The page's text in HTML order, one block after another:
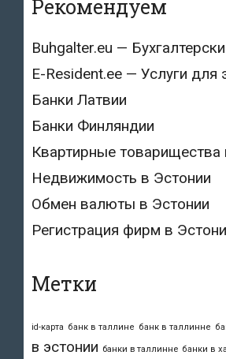
Рекомендуем
Buhgalter.eu —
E-Resident.ee — Услуги для
Банки Латвии
Банки Финляндии
Квартирные товарищества
Недвижимость в Эстонии
Обмен валюты в Эстонии
Регистрация фирм в
Метки
id-карта банк в таллине банк в таллинне
в эстонии банки в таллинне банки в